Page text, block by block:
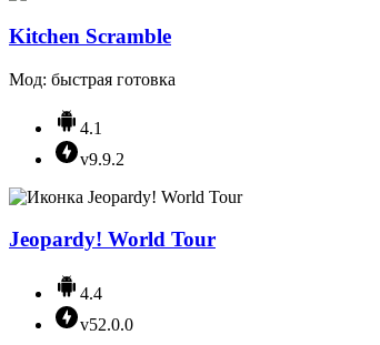
Kitchen Scramble
Мод: быстрая готовка
4.1
v9.9.2
Jeopardy! World Tour
4.4
v52.0.0